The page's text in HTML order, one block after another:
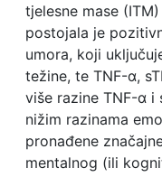
tjelesne mase
postojala je
umora, koji
težine, te TNF-α,
više razine TNF-α i
nižim razinama
pronađene
mentalnog (ili